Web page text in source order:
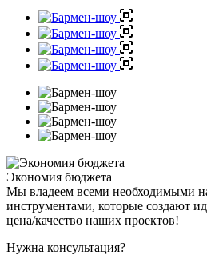
Экономия бюджета
Мы владеем всеми необходимыми
инструментами, которые создают
цена/качество наших проектов!
Нужна консультация?